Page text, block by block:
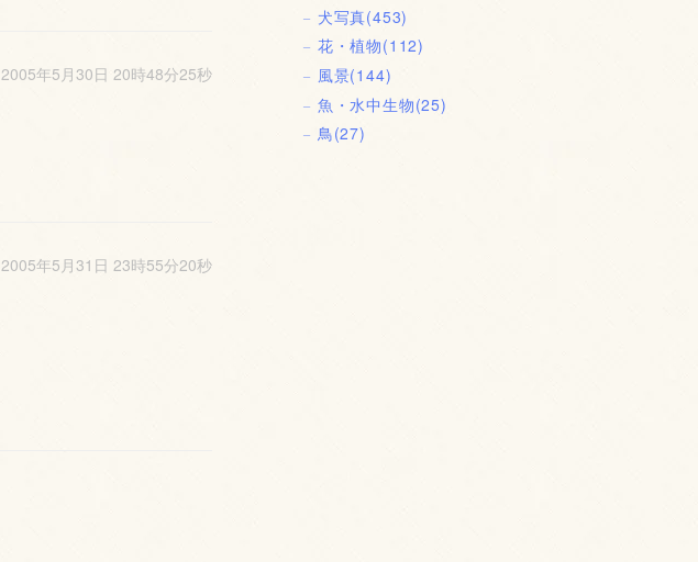
2005年5月30日 20時48分25秒
2005年5月31日 23時55分20秒
犬写真(453)
花・植物(112)
風景(144)
魚・水中生物(25)
鳥(27)